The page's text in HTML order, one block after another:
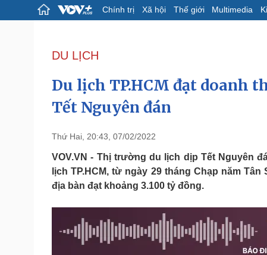
Chính trị Xã hội Thế giới Multimedia
Đảng
Tổ chức nhân sự
Nhận diện sự thật
Dấu ấn VOV
Pháp luật
Tin nóng
Tư vấn luật
Việt Nam
Phân tích
Sức khỏe
Dinh dưỡng - món ngon
Cây thuốc
Đời sống
Nhà đẹp
DU LỊCH
Du lịch TP.HCM đạt doanh
Tết Nguyên đán
Thứ Hai, 20:43, 07/02/2022
VOV.VN - Thị trường du lịch dịp Tết Nguyên
lịch TP.HCM, từ ngày 29 tháng Chạp năm
địa bàn đạt khoảng 3.100 tỷ đồng.